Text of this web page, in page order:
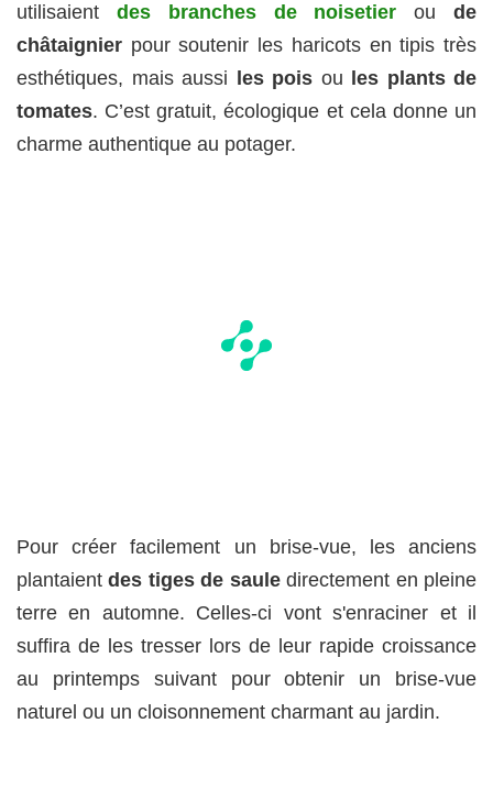
utilisaient des branches de noisetier oude
châtaignier pour soutenir les haricots en tipis très
esthétiques, mais aussi
les pois ou
les plants de
tomates. C’est gratuit, écologique et cela donne un
charme authentique au potager.
Pour créer facilement un brise-vue, les anciens
plantaientdes tiges de sauledirectement en pleine
terre en automne. Celles-ci vont s'enraciner et il
suffira de les tresser lors de leur rapide croissance
au printemps suivant pour obtenir un brise-vue
naturel ou un cloisonnement charmant au jardin.